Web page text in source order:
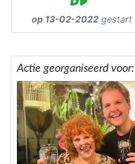
op 13-02-2022gestart
Actie georganiseerd voor: